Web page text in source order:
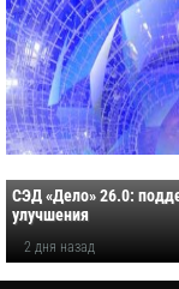
СЭД «Дело» 26.0:
улучшения
2 дня назад